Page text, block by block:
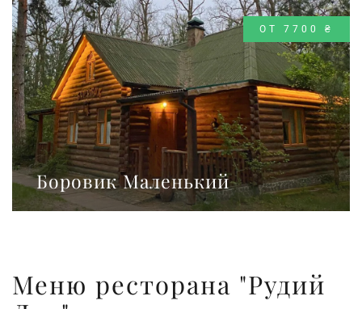
ОТ 7700 ₴
Боровик Маленький
Меню ресторана "Рудий